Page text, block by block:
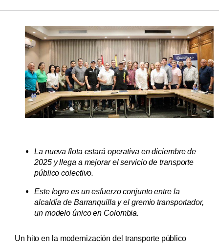
La nueva flota estará operativa en diciembre de
2025 y llega a mejorar el servicio de transporte
público colectivo.
Este logro es un esfuerzo conjunto entre la
alcaldía de Barranquilla y el gremio transportador,
un modelo único en Colombia.
Un hito en la modernización del transporte público